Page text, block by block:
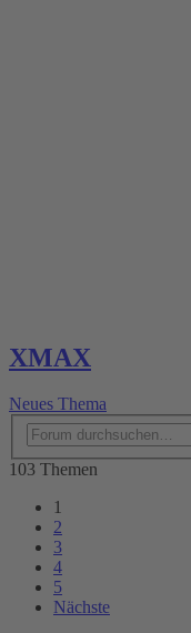
XMAX
Neues Thema
103 Themen
1
2
3
4
5
Nächste